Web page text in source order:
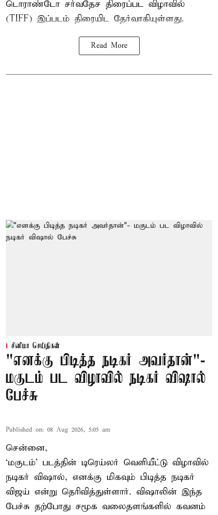
டொராண்டோ சர்வதேச திரைப்பட விழாவில்
(TIFF) இப்படம் திரையிட தேர்வாகியுள்ளது.
Read More
சினிமா செய்திகள்
"எனக்கு பிடித்த நடிகர் அவர்தான்"-
மகுடம் பட விழாவில் நடிகர் விஷால்
பேச்சு
Published on: 08 Aug 2026, 5:05 am
சென்னை,
‘மகுடம்’ படத்தின் டிரெய்லர் வெளியீட்டு விழாவில்
நடிகர் விஷால், எனக்கு மிகவும் பிடித்த நடிகர்
விஜய் என்று தெரிவித்துள்ளார். விஷாலின் இந்த
பேச்சு தற்போது சமூக வலைதளங்களில் கவனம்